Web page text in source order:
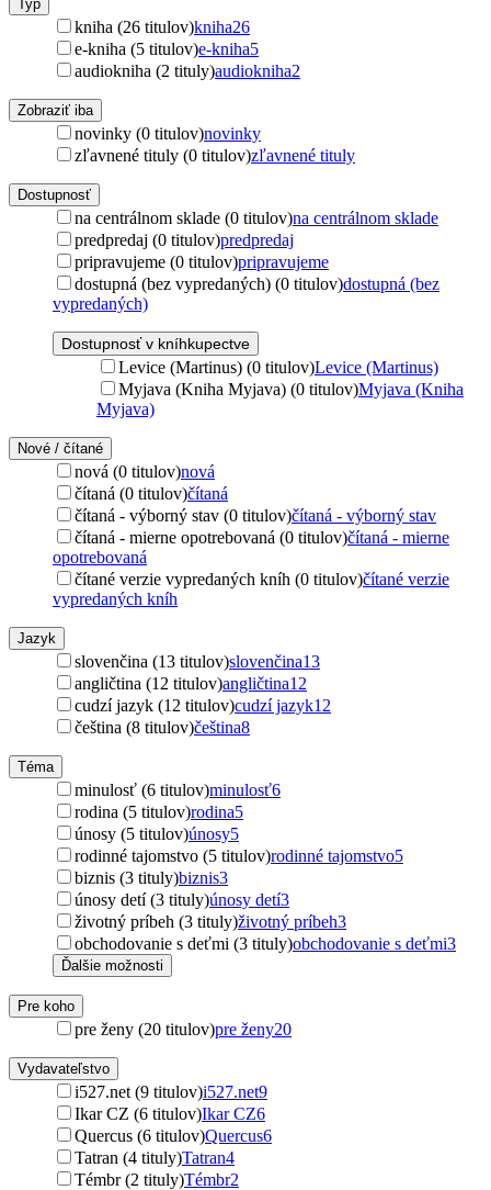
Typ
kniha (26 titulov)kniha26
e-kniha (5 titulov)e-kniha5
audiokniha (2 tituly)audiokniha2
Zobraziť iba
novinky (0 titulov)novinky
zľavnené tituly (0 titulov)zľavnené tituly
Dostupnosť
na centrálnom sklade (0 titulov)na centrálnom sklade
predpredaj (0 titulov)predpredaj
pripravujeme (0 titulov)pripravujeme
dostupná (bez vypredaných) (0 titulov)dostupná (bez
vypredaných)
Dostupnosť v kníhkupectve
Levice (Martinus) (0 titulov)Levice (Martinus)
Myjava (Kniha Myjava) (0 titulov)Myjava (Kniha
Myjava)
Nové / čítané
nová (0 titulov)nová
čítaná (0 titulov)čítaná
čítaná - výborný stav (0 titulov)čítaná - výborný stav
čítaná - mierne opotrebovaná (0 titulov)čítaná - mierne
opotrebovaná
čítané verzie vypredaných kníh (0 titulov)čítané verzie
vypredaných kníh
Jazyk
slovenčina (13 titulov)slovenčina13
angličtina (12 titulov)angličtina12
cudzí jazyk (12 titulov)cudzí jazyk12
čeština (8 titulov)čeština8
Téma
minulosť (6 titulov)minulosť6
rodina (5 titulov)rodina5
únosy (5 titulov)únosy5
rodinné tajomstvo (5 titulov)rodinné tajomstvo5
biznis (3 tituly)biznis3
únosy detí (3 tituly)únosy detí3
životný príbeh (3 tituly)životný príbeh3
obchodovanie s deťmi (3 tituly)obchodovanie s deťmi3
Ďalšie možnosti
Pre koho
pre ženy (20 titulov)pre ženy20
Vydavateľstvo
i527.net (9 titulov)i527.net9
Ikar CZ (6 titulov)Ikar CZ6
Quercus (6 titulov)Quercus6
Tatran (4 tituly)Tatran4
Témbr (2 tituly)Témbr2